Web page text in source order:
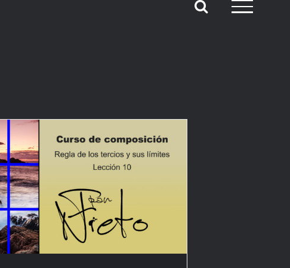
Regla de los tercios